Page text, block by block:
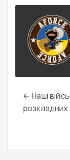
← Наші